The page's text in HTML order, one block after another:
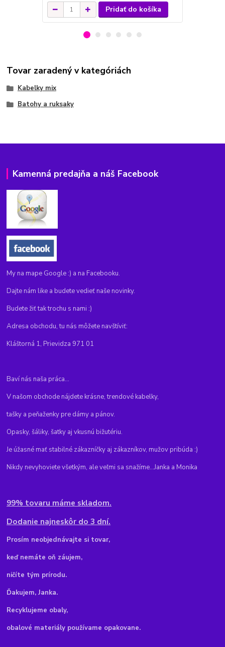
Pridať do košíka
Tovar zaradený v kategóriách
Kabelky mix
Batohy a ruksaky
Kamenná predajňa a náš Facebook
My na mape Google :) a na Facebooku.
Dajte nám like a budete vedieť naše novinky.
Budete žiť tak trochu s nami :)
Adresa obchodu, tu nás môžete navštíviť:
Kláštorná 1, Prievidza 971 01
Baví nás naša práca...
V našom obchode nájdete krásne, trendové kabelky,
tašky a peňaženky pre dámy a pánov.
Opasky, šáliky, šatky aj vkusnú bižutériu.
Je úžasné mať stabilné zákazníčky aj zákazníkov, mužov pribúda :)
Nikdy nevyhoviete všetkým, ale veľmi sa snažíme...Janka a Monika
99% tovaru máme skladom.
Dodanie najneskôr do 3 dní.
Prosím neobjednávajte si tovar,
keď nemáte oň záujem,
ničíte tým prírodu.
Ďakujem, Janka.
Recyklujeme obaly,
obalové materiály používame opakovane.